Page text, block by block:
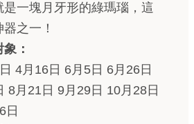
是一塊月牙形的綠瑪瑙，這
之一！
：
4月16日 6月5日 6月26日
8月21日 9月29日 10月28日
日